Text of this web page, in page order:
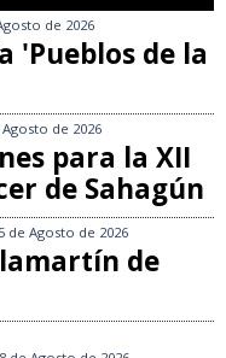
de 2026
'Pueblos de la
de 2026
para la XII
de Sahagún
de Agosto de 2026
de